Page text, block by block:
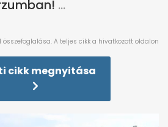
cikk megnyitása